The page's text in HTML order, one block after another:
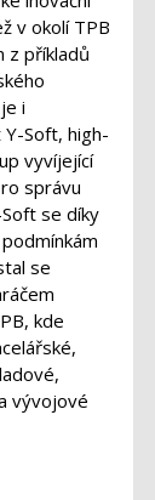
v okolí TPB
z příkladů
i
Soft, high-
vyvíjející
správu
se díky
se
kde
vývojové